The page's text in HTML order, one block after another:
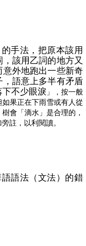
手法，把原本該用
該用乙詞的地方又
外地跑出一些新奇
語意上多半有矛盾
不少眼淚 」，按一般
果正在下雨雪或有人從
會「滴水」是合理的，
註，以利閱讀。
語法（文法）的錯